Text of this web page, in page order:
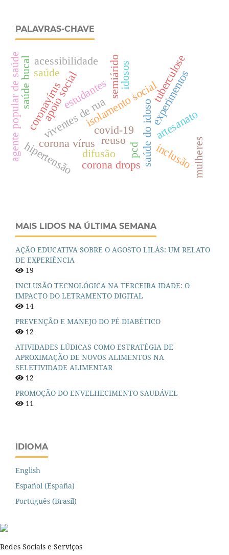
PALAVRAS-CHAVE
corona vírus
isolamento social
semiárido
estudantes
apoio social
saúde do idoso
corona drops
coronavírus experimentos
hipertensão
covid-19
saúde
artesanato
reuso
tuberculose
viventes de rua
agente popular de saúde idosos
inclusão
acessibilidade
pcd
saúde bucal
difusão mulheres
MAIS LIDOS NA ÚLTIMA SEMANA
AÇÃO EDUCATIVA SOBRE O AGOSTO LILÁS: UM RELATO
DE EXPERIÊNCIA
19
INCLUSÃO TECNOLÓGICA NA TERCEIRA IDADE: O
IMPACTO DO LETRAMENTO DIGITAL
14
PREVENÇÃO E MANEJO DO PÉ DIABÉTICO
12
ATIVIDADES LÚDICAS COMO ESTRATÉGIA DE
APROXIMAÇÃO DE NOVOS ALIMENTOS NA
SELETIVIDADE ALIMENTAR
12
PROMOÇÃO DO ENVELHECIMENTO SAUDÁVEL
11
IDIOMA
English
Español (España)
Português (Brasil)
Redes Sociais e Serviços